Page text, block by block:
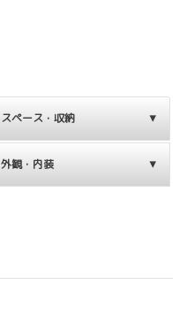
スペース・収納
外観・内装